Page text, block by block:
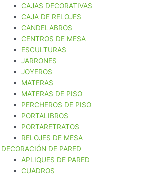
CAJAS DECORATIVAS
CAJA DE RELOJES
CANDELABROS
CENTROS DE MESA
ESCULTURAS
JARRONES
JOYEROS
MATERAS
MATERAS DE PISO
PERCHEROS DE PISO
PORTALIBROS
PORTARETRATOS
RELOJES DE MESA
DECORACIÓN DE PARED
APLIQUES DE PARED
CUADROS